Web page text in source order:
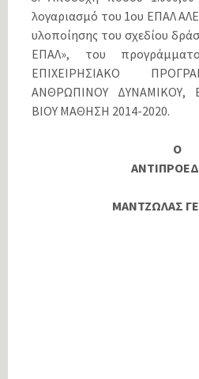
λογαριασμό του 1ου ΕΠΑΛ
υλοποίησης του σχεδίου
ΕΠΑΛ», του
ΕΠΙΧΕΙΡΗΣΙΑΚΟ
ΑΝΘΡΩΠΙΝΟΥ ΔΥΝΑΜΙΚΟΥ,
ΒΙΟΥ ΜΑΘΗΣΗ 2014-2020.
Ο
ΜΑΝΤΖΩΛΑΣ